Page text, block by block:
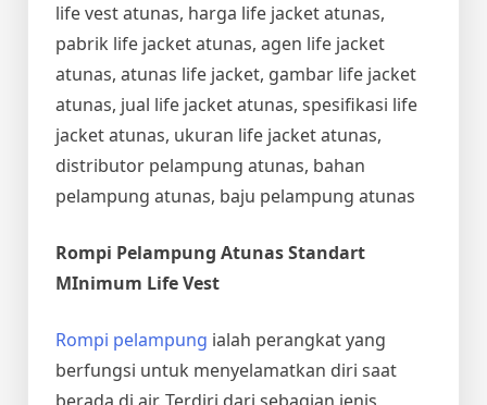
life vest atunas, harga life jacket atunas,
pabrik life jacket atunas, agen life jacket
atunas, atunas life jacket, gambar life jacket
atunas, jual life jacket atunas, spesifikasi life
jacket atunas, ukuran life jacket atunas,
distributor pelampung atunas, bahan
pelampung atunas, baju pelampung atunas
Rompi Pelampung Atunas Standart
MInimum Life Vest
Rompi pelampung ialah perangkat yang
berfungsi untuk menyelamatkan diri saat